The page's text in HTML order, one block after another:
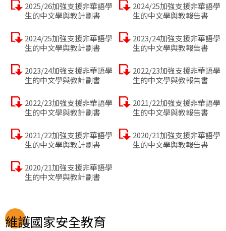
2025/26加強支援非華語學
生的中文學與教計劃書
2024/25加強支援非華語學
生的中文學與教報告書
2024/25加強支援非華語學
生的中文學與教計劃書
2023/24加強支援非華語學
生的中文學與教報告書
2023/24加強支援非華語學
生的中文學與教計劃書
2022/23加強支援非華語學
生的中文學與教報告書
2022/23加強支援非華語學
生的中文學與教計劃書
2021/22加強支援非華語學
生的中文學與教報告書
2021/22加強支援非華語學
生的中文學與教計劃書
2020/21加強支援非華語學
生的中文學與教報告書
2020/21加強支援非華語學
生的中文學與教計劃書
維護國家安全教育